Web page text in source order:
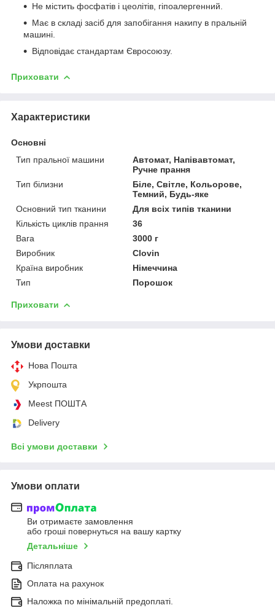
Не містить фосфатів і цеолітів, гіпоалергенний.
Має в складі засіб для запобігання накипу в пральній
машині.
Відповідає стандартам Євросоюзу.
Приховати
Характеристики
Основні
Тип пральної машини
Автомат, Напівавтомат,
Ручне прання
Тип білизни
Біле, Світле, Кольорове,
Темний, Будь-яке
Основний тип тканини
Для всіх типів тканини
Кількість циклів прання
36
Вага
3000 г
Виробник
Clovin
Країна виробник
Німеччина
Тип
Порошок
Приховати
Умови доставки
Нова Пошта
Укрпошта
Meest ПОШТА
Delivery
Всі умови доставки
Умови оплати
Ви отримаєте замовлення
або гроші повернуться на вашу картку
Детальніше
Післяплата
Оплата на рахунок
Наложка по мінімальній предоплаті.